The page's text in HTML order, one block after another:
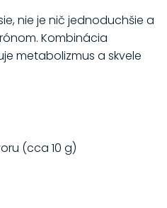
nie je nič jednoduchšie a
Kombinácia
metabolizmus a skvele
(cca 10 g)